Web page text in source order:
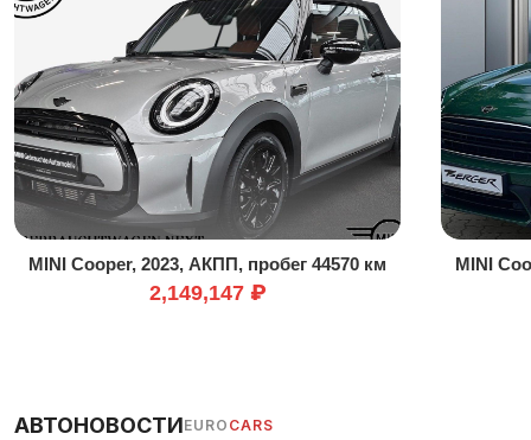
MINI Cooper, 2023, АКПП, пробег 44570 км
2,149,147 ₽
MINI
АВТОНОВОСТИEURO CARS